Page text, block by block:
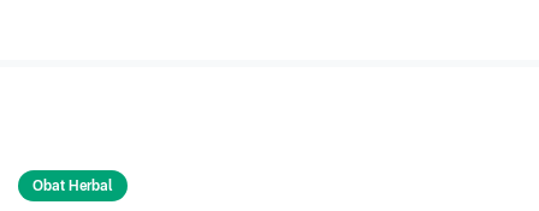
Obat Herbal